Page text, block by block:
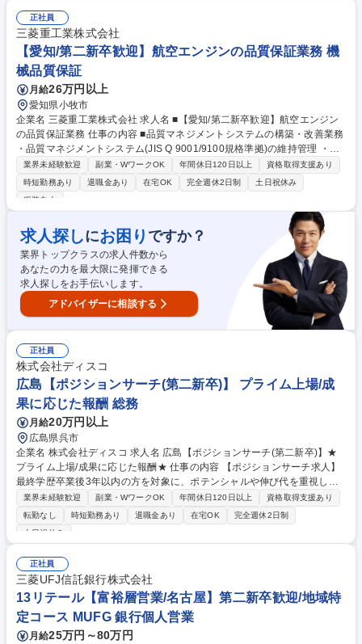
ラを支える事業として、社会的意義が高い領域で事務の専門性を高めてい
くことができます。 ■面倒見の良い社員が多く、業務未経験の方でも安心
してキャリアアップできる環境です。 募集職種 ★第二新卒採用★【事務
職/大阪】～英語力と事務スキルを身に付けられる環境～
正社員
三菱重工業株式会社
【愛知/第二新卒歓迎】航空エンジンの品質保証業務 機
械品質保証
月給26万円以上
愛知県小牧市
企業名 三菱重工業株式会社 求人名 ■【愛知/第二新卒歓迎】航空エンジン
の品質保証業務 仕事の内容 ■品質マネジメントシステムの構築・改善業務
・品質マネジメントシステム(JIS Q 9001/9100規格準拠)の維持管理 ・内
部監査，マネジメントレビュー等の社内事務局 ・飛行安全の啓蒙・啓発活
動に関する社内事務局 ■特殊工程管理業務 ・特殊工程(熱処理，溶接，溶
射，表面処理等)のプロセス維持管理 ・海外/国内サプライヤ，社内の特殊
新卒歓迎】航空エンジンの品質保証業務
業界未経験歓迎 副業・WワークOK 年間休日120日以上
資格取得支援あり
時短勤務あり
退職金あり 在宅OK 完全週休2日制
土日祝休み
服装自由
求人探しにお困り ですか？
業界トップクラスの求人件数から
あなたの力を最大限に発揮できる
求人探しをお手伝いします。
アドバイザーに相談する
正社員
株式会社ディスコ
広島【ポジションサーチ(第二新卒)】 プライム上場/成
果に応じた報酬 総務
月給20万円以上
広島県呉市
企業名 株式会社ディスコ 求人名 広島【ポジションサーチ(第二新卒)】★
プライム上場/成果に応じた報酬★ 仕事の内容 【ポジションサーチ求人】
最終学歴卒業後3年以内の方を対象に、ポテンシャルや伸び代を重視した
採用を積極的に行っています。 新卒として翌年入社者と共に新人研修を受
けることもできますし、中途入社者として特定の業務からスタートするこ
ともできます。 募集職種 広島【ポジションサーチ(第二新卒)】★プライム
業界未経験歓迎 副業・WワークOK 年間休日120日以上
資格取得支援あり
転勤なし
時短勤務あり 退職金あり 在宅OK
完全週休2日制
土日祝休み
正社員
三菱UFJ信託銀行株式会社
13リテール【富裕層営業/名古屋】第二新卒歓迎/地域特
定コース MUFG 銀行個人営業
月給25万円～80万円